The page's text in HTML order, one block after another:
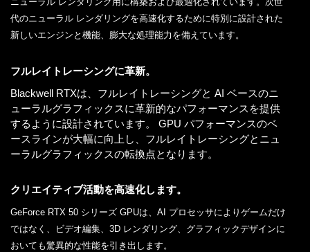
代のニューラル レンダリングを高速化するために特別に設計された
新しいエンジンと機能、膨大な処理能力を備えています。
フルレイトレーシングに革新。
Blackwell RTXは、フルレイトレーシングと AI ベースのニ
ューラルグラフィックスに革新的なパフォーマンスを提供
するように設計されています。 GPU パフォーマンスのベ
ースラインが大幅に向上し、フルレイトレーシングとニュ
ーラルグラフィックスの転換点となります。
クリエイティブ活動を高速化します。
GeForce RTX 50 シリーズ GPUは、AI プロセッサによりゲームだけ
ではなく、ビデオ編集、3D レンダリング、グラフィックデザインに
おいても驚異的な性能を引き出します。